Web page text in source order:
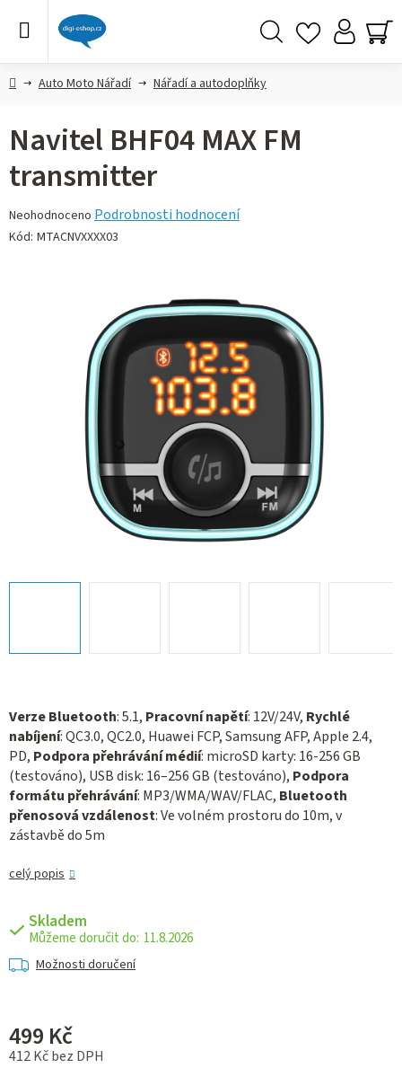
DomůAuto Moto Nářadí Nářadí a autodoplňky
Verze Bluetooth: 5.1, Pracovní napětí: 12V/24V, Rychlé
nabíjení: QC3.0, QC2.0, Huawei FCP, Samsung AFP, Apple 2.4,
PD, Podpora přehrávání médií: microSD karty: 16-256 GB
(testováno), USB disk: 16–256 GB (testováno), Podpora
formátu přehrávání: МР3/WMA/WAV/FLAC, Bluetooth
přenosová vzdálenost: Ve volném prostoru do 10m, v
zástavbě do 5m
celý popis
Skladem
11.8.2026
Možnosti doručení
499 Kč
412 Kč bez DPH
Navitel BHF04 MAX FM
transmitter
Průměrné
hodnocení
Neohodnoceno Podrobnosti hodnocení
Kód: MTACNVXXXX03